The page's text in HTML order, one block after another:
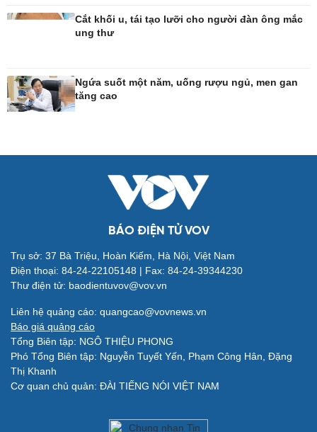
Chuyển đổi số
Nhi khoa
Ăn sạch sống khỏe
Văn hóa
Sân khấu - Điện ảnh
Âm nhạc
Giải trí
Nghệ sĩ
Thời trang
Du lịch
Săn Tour
Cắt khối u, tái tạo lưỡi cho người đàn ông mắc
ung thư
Ngứa suốt một năm, uống rượu ngủ, men gan
tăng cao
BÁO ĐIỆN TỬ VOV
Trụ sở: 37 Bà Triệu, Hoàn Kiếm, Hà Nội, Việt Nam
Điện thoại: 84-24-22105148 | Fax: 84-24-39344230
Thư điện tử: baodientuvov@vov.vn
Liên hệ quảng cáo: quangcao@vovnews.vn
Báo giá quảng cáo
Tổng Biên tập: NGÔ THIỆU PHONG
Phó Tổng Biên tập: Nguyễn Tuyết Yến, Phạm Công Hân, Đặng
Thị Khanh
Cơ quan chủ quản: ĐÀI TIẾNG NÓI VIỆT NAM